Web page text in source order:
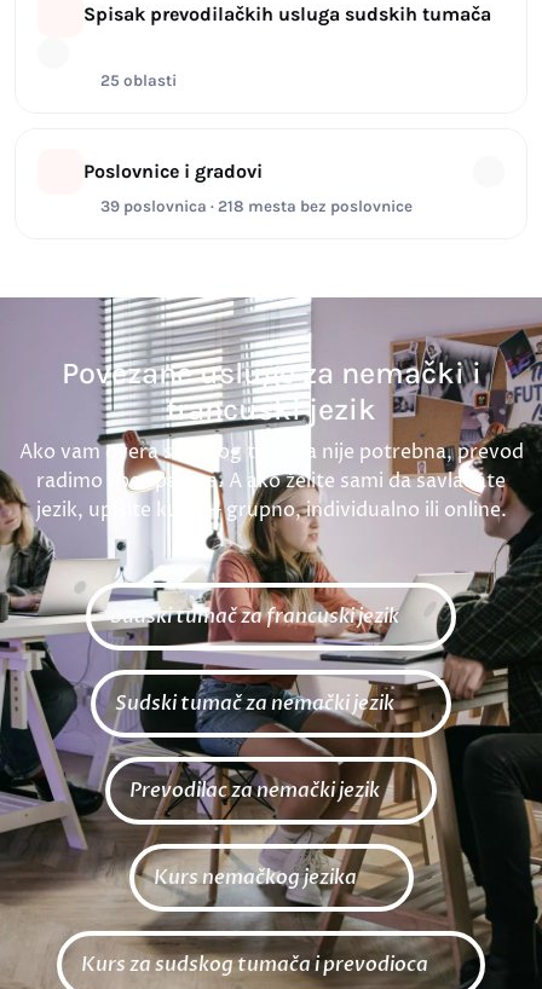
Spisak prevodilačkih usluga sudskih tumača
25 oblasti
Poslovnice i gradovi
39 poslovnica · 218 mesta bez poslovnice
Povezane usluge za nemački i
francuski jezik
Ako vam overa sudskog tumača nije potrebna, prevod
radimo i bez pečata. A ako želite sami da savladate
jezik, upišite kurs — grupno, individualno ili online.
Sudski tumač za francuski jezik
Sudski tumač za nemački jezik
Prevodilac za nemački jezik
Kurs nemačkog jezika
Kurs za sudskog tumača i prevodioca